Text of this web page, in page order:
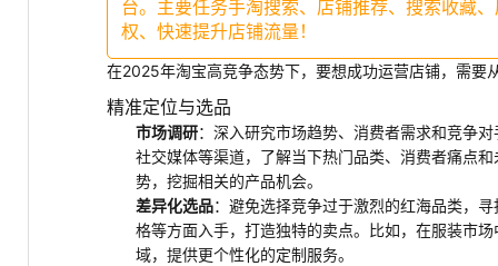
台。主要任务手淘搜索、店铺推荐、搜索收藏
权、快速提升店铺流量！
在2025年淘宝高竞争态势下，要想成功运营店铺，需要
精准定位与选品
市场调研：深入研究市场趋势、消费者需求和竞争
社交媒体等渠道，了解当下热门品类、消费者痛点
势，挖掘相关的产品机会。
差异化选品：避免选择竞争过于激烈的红海品类，
格等方面入手，打造独特的卖点。比如，在服装市
域，提供更个性化的定制服务。